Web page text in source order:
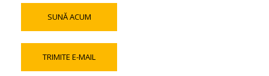
SUNĂ ACUM
TRIMITE E-MAIL